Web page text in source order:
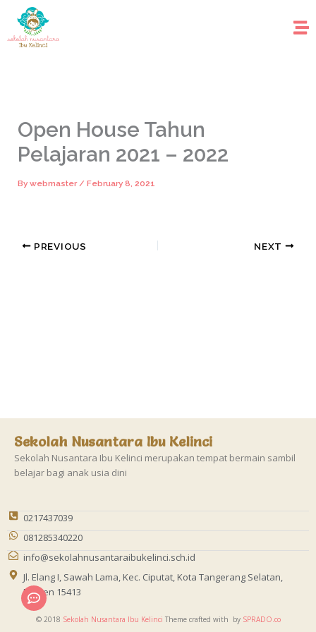
content
Open House Tahun
Pelajaran 2021 – 2022
Bywebmaster /February 8, 2021
PREVIOUS NEXT
Sekolah Nusantara Ibu Kelinci
Sekolah Nusantara Ibu Kelinci merupakan tempat bermain sambil
belajar bagi anak usia dini
0217437039
081285340220
info@sekolahnusantaraibukelinci.sch.id
Jl. Elang I, Sawah Lama, Kec. Ciputat, Kota Tangerang Selatan,
Banten 15413
© 2018 Sekolah Nusantara Ibu Kelinci Theme crafted with by SPRADO.co